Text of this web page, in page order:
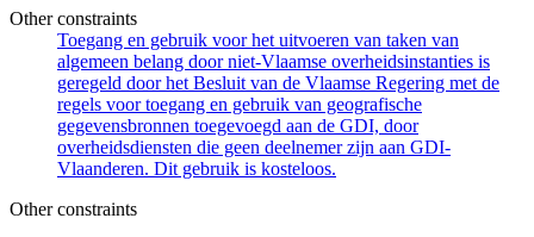
Other constraints
Toegang en gebruik voor het uitvoeren van taken van
algemeen belang door niet-Vlaamse overheidsinstanties is
geregeld door het Besluit van de Vlaamse Regering met de
regels voor toegang en gebruik van geografische
gegevensbronnen toegevoegd aan de GDI, door
overheidsdiensten die geen deelnemer zijn aan GDI-
Vlaanderen. Dit gebruik is kosteloos.
Other constraints